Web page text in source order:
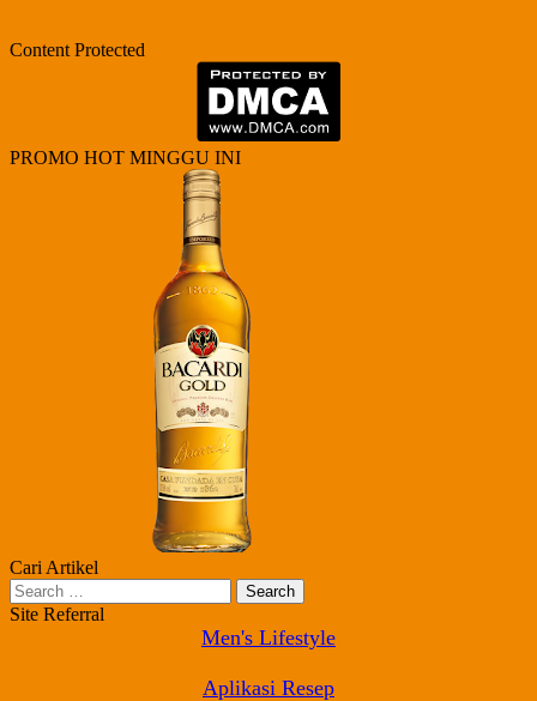
Content Protected
PROMO HOT MINGGU INI
Cari Artikel
Search
for:
Site Referral
Men's Lifestyle
Aplikasi Resep